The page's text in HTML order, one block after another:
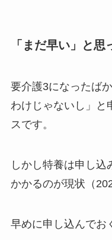
「まだ早い」と思
要介護3になったば
わけじゃないし」と
スです。
しかし特養は申し込
かかるのが現状（
早めに申し込んでお